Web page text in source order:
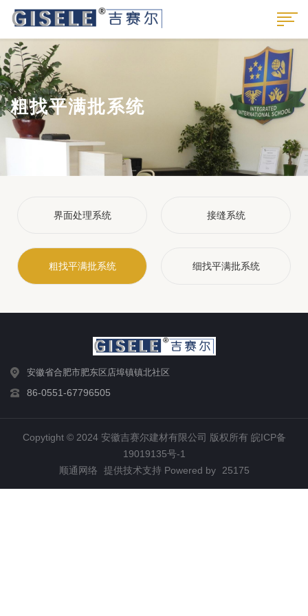
粗找平满批系统
界面处理系统 接缝系统
粗找平满批系统 细找平满批系统
安徽省合肥市肥东区店埠镇镇北社区
86-0551-67796505
Copytight © 2024 安徽吉赛尔建材有限公司 版权所有 皖ICP备
19019135号-1
顺通网络
提供技术支持 Powered by 25175